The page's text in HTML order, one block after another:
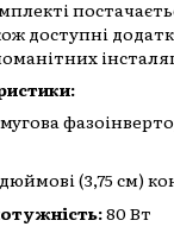
доступні
(3,75 см)
80 Вт